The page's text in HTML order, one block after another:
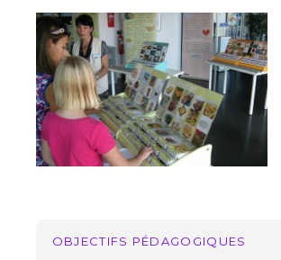
selinforepas
OBJECTIFS PÉDAGOGIQUES